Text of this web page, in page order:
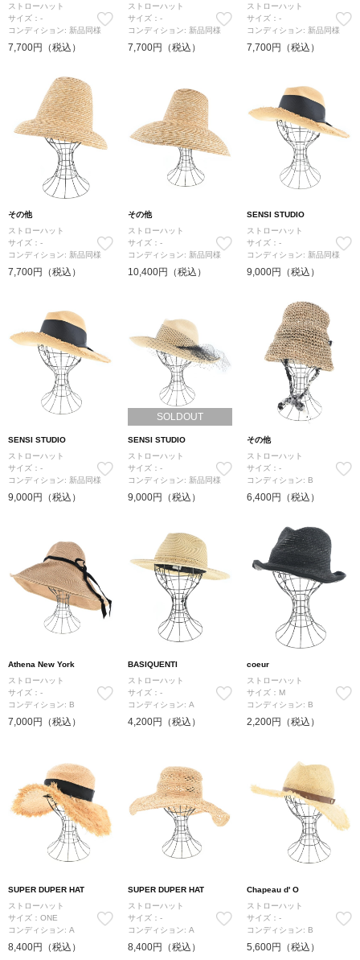
ストローハット
サイズ：-
コンディション: 新品同様
7,700円（税込）
ストローハット
サイズ：-
コンディション: 新品同様
7,700円（税込）
ストローハット
サイズ：-
コンディション: 新品同様
7,700円（税込）
その他
ストローハット
サイズ：-
コンディション: 新品同様
7,700円（税込）
その他
ストローハット
サイズ：-
コンディション: 新品同様
10,400円（税込）
SENSI STUDIO
ストローハット
サイズ：-
コンディション: 新品同様
9,000円（税込）
SENSI STUDIO
ストローハット
サイズ：-
コンディション: 新品同様
9,000円（税込）
SOLDOUT
SENSI STUDIO
ストローハット
サイズ：-
コンディション: 新品同様
9,000円（税込）
その他
ストローハット
サイズ：-
コンディション: B
6,400円（税込）
Athena New York
ストローハット
サイズ：-
コンディション: B
7,000円（税込）
BASIQUENTI
ストローハット
サイズ：-
コンディション: A
4,200円（税込）
coeur
ストローハット
サイズ：M
コンディション: B
2,200円（税込）
SUPER DUPER HAT
ストローハット
サイズ：ONE
コンディション: A
8,400円（税込）
SUPER DUPER HAT
ストローハット
サイズ：-
コンディション: A
8,400円（税込）
Chapeau d' O
ストローハット
サイズ：-
コンディション: B
5,600円（税込）